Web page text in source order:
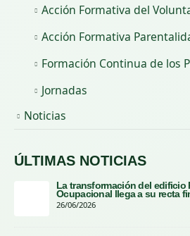
Acción Formativa del
Acción Formativa
Formación Continua de los
Jornadas
Noticias
ÚLTIMAS NOTICIAS
La transformación del edificio
Ocupacional llega a su recta
26/06/2026